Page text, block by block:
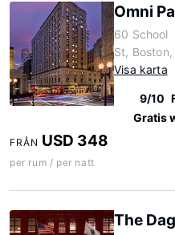
Omni
60 School
St,
Visa karta
9/10
Gratis
FRÅN USD 348
per rum / per natt
The